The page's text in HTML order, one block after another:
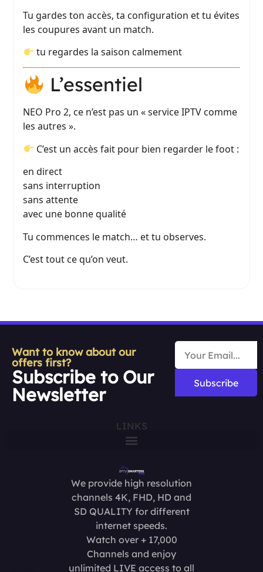
Tu gardes ton accès, ta configuration et tu évites
les coupures avant un match.
tu regardes la saison calmement
L’essentiel
NEO Pro 2, ce n’est pas un « service IPTV comme
les autres ».
C’est un accès fait pour bien regarder le foot :
en direct
sans interruption
sans attente
avec une bonne qualité
Tu commences le match… et tu observes.
C’est tout ce qu’on veut.
Want to know about our
offers first?
Subscribe to Our
Newsletter
Subscribe
LINKS
We provide high resolution
channels 4K, FHD, HD and
SD QUALITY for different
internet speeds.
Watch over + 17,000
Channels and enjoy
unlimited LIVE access to all